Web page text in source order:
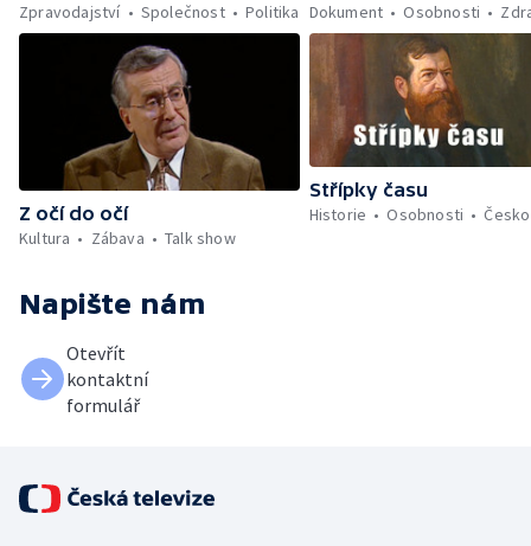
Zpravodajství
Společnost Politika Dokument
Osobnosti
Z očí do očí
Kultura
Zábava Talk show
Střípky času
Historie
Osobnosti Česko
Napište nám
Otevřít
kontaktní
formulář